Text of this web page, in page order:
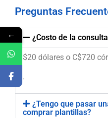
Preguntas
¿Costo de la
$20 dólares o C$720
.
¿Tengo que pasar
comprar plantillas?
←